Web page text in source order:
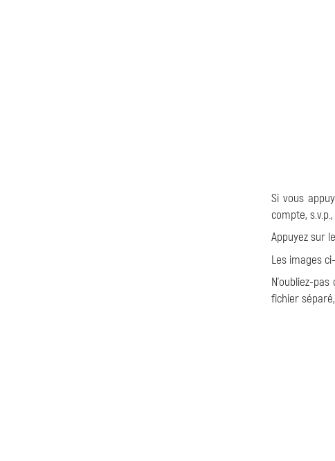
Si vous
compte,
Appuyez sur
Les images
N'oubliez-
fichier